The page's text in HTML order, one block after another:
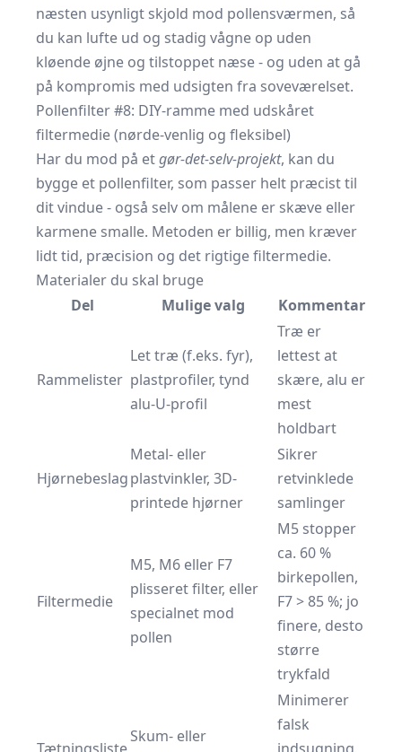
næsten usynligt skjold mod pollensværmen, så
du kan lufte ud og stadig vågne op uden
kløende øjne og tilstoppet næse - og uden at gå
på kompromis med udsigten fra soveværelset.
Pollenfilter #8: DIY-ramme med udskåret
filtermedie (nørde-venlig og fleksibel)
Har du mod på etgør-det-selv-projekt, kan du
bygge et pollenfilter, som passer helt præcist til
dit vindue - også selv om målene er skæve eller
karmene smalle. Metoden er billig, men kræver
lidt tid, præcision og det rigtige filtermedie.
Materialer du skal bruge
Del
Mulige valg Kommentar
Rammelister
Let træ (f.eks. fyr),
plastprofiler, tynd
alu-U-profil
Træ er
lettest at
skære, alu er
mest
holdbart
Hjørnebeslag
Metal- eller
plastvinkler, 3D-
printede hjørner
Sikrer
retvinklede
samlinger
Filtermedie
M5, M6 eller F7
plisseret filter, eller
specialnet mod
pollen
M5 stopper
ca. 60 %
birkepollen,
F7 > 85 %; jo
finere, desto
større
trykfald
Skum- eller
Minimerer
falsk